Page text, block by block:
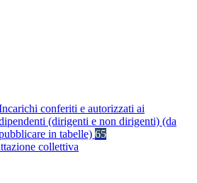
conferiti e autorizzati ai
(dirigenti e non dirigenti) (da
in tabelle) 65
collettiva